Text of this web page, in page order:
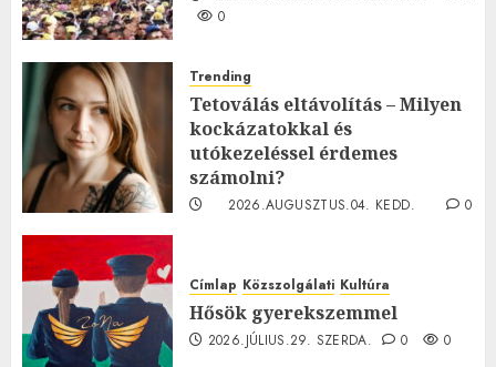
0
Trending
Tetoválás eltávolítás – Milyen
kockázatokkal és
utókezeléssel érdemes
számolni?
2026.AUGUSZTUS.04. KEDD.
0
Címlap Közszolgálati Kultúra
Hősök gyerekszemmel
2026.JÚLIUS.29. SZERDA. 0 0